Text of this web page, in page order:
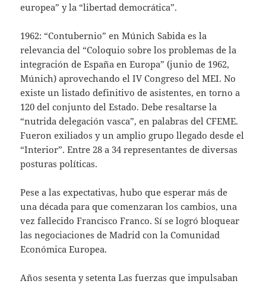
europea” y la “libertad democrática”.
1962: “Contubernio” en Múnich Sabida es la
relevancia del “Coloquio sobre los problemas de la
integración de España en Europa” (junio de 1962,
Múnich) aprovechando el IV Congreso del MEI. No
existe un listado definitivo de asistentes, en torno a
120 del conjunto del Estado. Debe resaltarse la
“nutrida delegación vasca”, en palabras del CFEME.
Fueron exiliados y un amplio grupo llegado desde el
“Interior”. Entre 28 a 34 representantes de diversas
posturas políticas.
Pese a las expectativas, hubo que esperar más de
una década para que comenzaran los cambios, una
vez fallecido Francisco Franco. Sí se logró bloquear
las negociaciones de Madrid con la Comunidad
Económica Europea.
Años sesenta y setenta Las fuerzas que impulsaban